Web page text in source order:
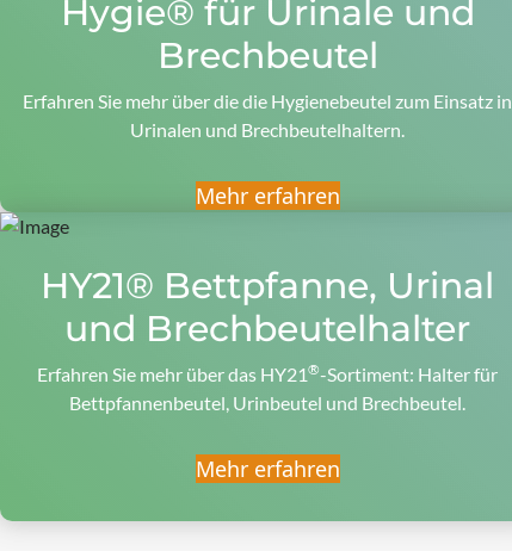
Hygie® für Urinale und
Brechbeutel
Erfahren Sie mehr über die die Hygienebeutel zum Einsatz in
Urinalen und Brechbeutelhaltern.
Mehr erfahren
HY21® Bettpfanne, Urinal
und Brechbeutelhalter
Erfahren Sie mehr über das HY21®-Sortiment: Halter für
Bettpfannenbeutel, Urinbeutel und Brechbeutel.
Mehr erfahren